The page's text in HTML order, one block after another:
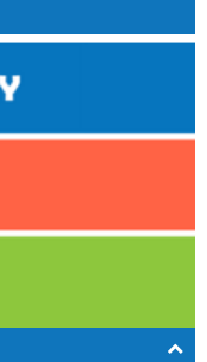
1. 9. 2026
100.00 EUR
počet osob.
FR
21
22